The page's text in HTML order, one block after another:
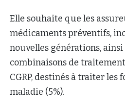
Elle souhaite que les
médicaments préventifs,
nouvelles générations,
combinaisons de
CGRP, destinés à traiter les
maladie (5%).